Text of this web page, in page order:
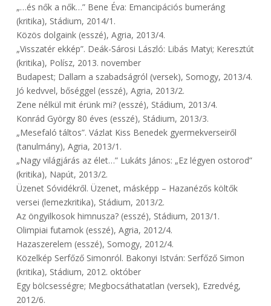
„…és nők a nők…” Bene Éva: Emancipációs bumeráng
(kritika), Stádium, 2014/1.
Közös dolgaink (esszé), Agria, 2013/4.
„Visszatér ekkép”. Deák-Sárosi László: Libás Matyi; Keresztút
(kritika), Polísz, 2013. november
Budapest; Dallam a szabadságról (versek), Somogy, 2013/4.
Jó kedvvel, bőséggel (esszé), Agria, 2013/2.
Zene nélkül mit érünk mi? (esszé), Stádium, 2013/4.
Konrád György 80 éves (esszé), Stádium, 2013/3.
„Mesefaló táltos”. Vázlat Kiss Benedek gyermekverseiről
(tanulmány), Agria, 2013/1.
„Nagy világjárás az élet…” Lukáts János: „Ez légyen ostorod”
(kritika), Napút, 2013/2.
Üzenet Sóvidékről. Üzenet, másképp – Hazanézős költők
versei (lemezkritika), Stádium, 2013/2.
Az öngyilkosok himnusza? (esszé), Stádium, 2013/1.
Olimpiai futamok (esszé), Agria, 2012/4.
Hazaszerelem (esszé), Somogy, 2012/4.
Közelkép Serfőző Simonról. Bakonyi István: Serfőző Simon
(kritika), Stádium, 2012. október
Egy bölcsességre; Megbocsáthatatlan (versek), Ezredvég,
2012/6.